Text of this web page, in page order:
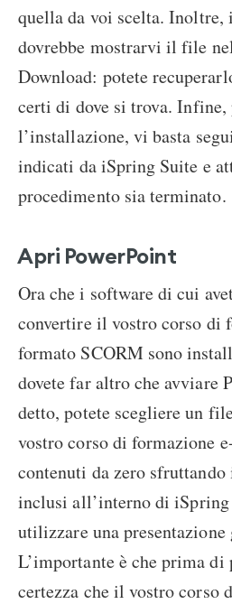
quella da voi scelta. Inoltre,
dovrebbe mostrarvi il file
Download: potete
certi di dove si trova. Infine,
l’installazione, vi basta
indicati da iSpring Suite e
procedimento sia terminato.
Apri PowerPoint
Ora che i software di cui
convertire il vostro corso di
formato SCORM sono
dovete far altro che avviare
detto, potete scegliere un
vostro corso di formazione
contenuti da zero
inclusi all’interno di iSpring
utilizzare una presentazione
L’importante è che prima di
certezza che il vostro corso